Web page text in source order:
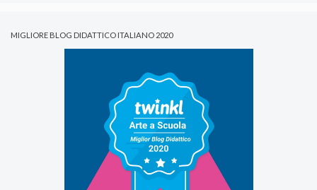
MIGLIORE BLOG DIDATTICO ITALIANO 2020